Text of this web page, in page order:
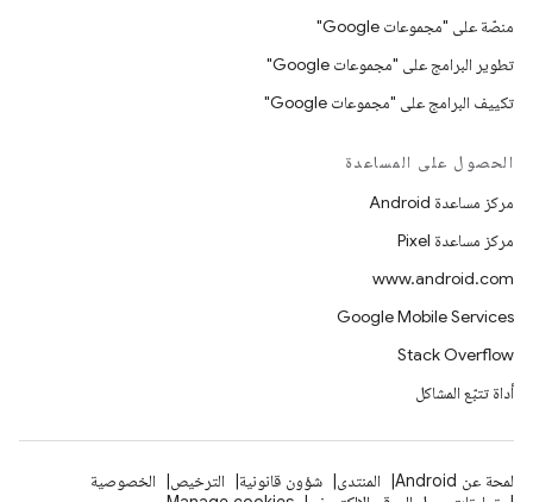
منصّة على "مجموعات Google"
تطوير البرامج على "مجموعات Google"
تكييف البرامج على "مجموعات Google"
الحصول على المساعدة
مركز مساعدة Android
مركز مساعدة Pixel
www.android.com
Google Mobile Services
Stack Overflow
أداة تتبّع المشاكل
لمحة عن Android المنتدى شؤون قانونية الترخيص
الخصوصية